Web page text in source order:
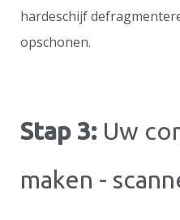
hardeschijf
opschonen.
Stap 3: Uw
maken -